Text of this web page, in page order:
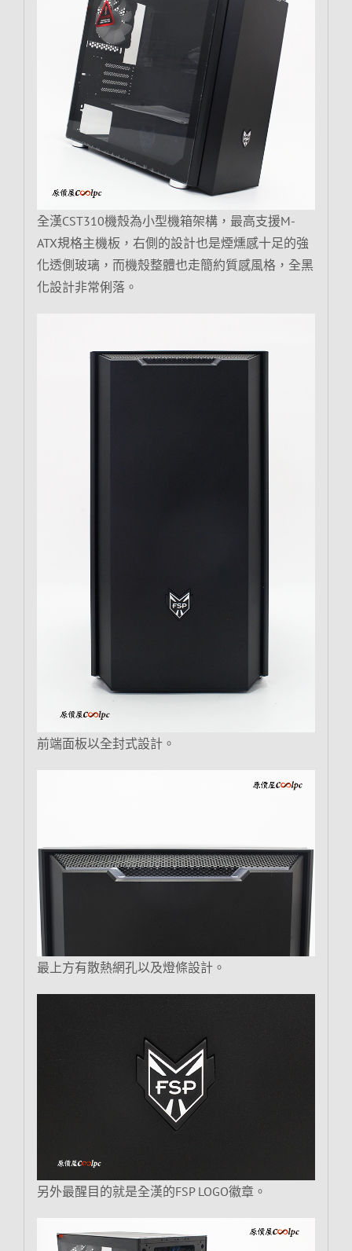
全漢CST310機殼為小型機箱架構，最高支援M-
ATX規格主機板，右側的設計也是煙燻感十足的強
化透側玻璃，而機殼整體也走簡約質感風格，全黑
化設計非常俐落。
前端面板以全封式設計。
最上方有散熱網孔以及燈條設計。
另外最醒目的就是全漢的FSP LOGO徽章。